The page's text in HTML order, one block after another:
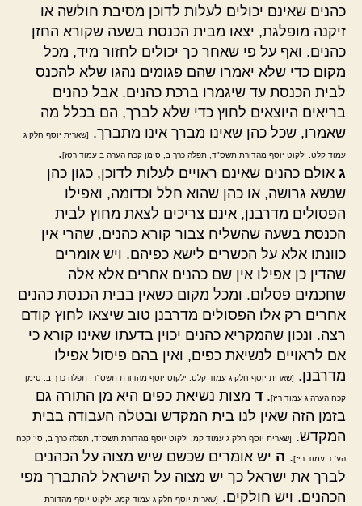
כהנים שאינם יכולים לעלות לדוכן מסיבת חולשה או
זיקנה מופלגת, יצאו מבית הכנסת בשעה שקורא החזן
כהנים. ואף על פי שאחר כך יכולים לחזור מיד, מכל
מקום כדי שלא יאמרו שהם פגומים נהגו שלא להכנס
לבית הכנסת עד שיגמרו ברכת כהנים. אבל כהנים
בריאים היוצאים לחוץ כדי שלא לברך, הם בכלל מה
שאמרו, שכל כהן שאינו מברך אינו מתברך.
[שארית יוסף חלק ג
עמוד קלט. ילקוט יוסף מהדורת תשס"ד, תפלה כרך ב, סימן קכח הערה ב עמוד רטז].
ג אולם כהנים שאינם ראויים לעלות לדוכן, כגון כהן
שנשא גרושה, או כהן שהוא חלל וכדומה, ואפילו
הפסולים מדרבנן, אינם צריכים לצאת מחוץ לבית
הכנסת בשעה שהשליח צבור קורא כהנים, שהרי אין
כוונתו אלא על הכשרים לישא כפיהם. ויש אומרים
שהדין כן אפילו אין שם כהנים אחרים אלא אלה
שחכמים פסלום. ומכל מקום כשאין בבית הכנסת כהנים
אחרים רק אלו הפסולים מדרבנן טוב שיצאו לחוץ קודם
רצה. ונכון שהמקריא כהנים יכוין בדעתו שאינו קורא כי
אם לראויים לנשיאת כפים, ואין בהם פיסול אפילו
מדרבנן.
[שארית יוסף חלק ג עמוד קלט. ילקוט יוסף מהדורת תשס"ד, תפלה כרך ב, סימן
קכח הערה ג עמוד ריז]. ד מצות נשיאת כפים היא מן התורה גם
בזמן הזה שאין לנו בית המקדש ובטלה העבודה בבית
המקדש.
[שארית יוסף חלק ג עמוד קמ. ילקוט יוסף מהדורת תשס"ד, תפלה כרך ב, סי' קכח
הע' ד עמוד ריז]. ה יש אומרים שכשם שיש מצוה על הכהנים
לברך את ישראל כך יש מצוה על הישראל להתברך מפי
הכהנים. ויש חולקים.
[שארית יוסף חלק ג עמוד קמג. ילקוט יוסף מהדורת